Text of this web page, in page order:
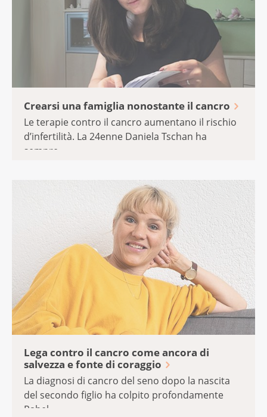
Crearsi una famiglia nonostante il cancro
Le terapie contro il cancro aumentano il rischio
d’infertilità. La 24enne Daniela Tschan ha
sempre ...
Lega contro il cancro come ancora di
salvezza e fonte di coraggio
La diagnosi di cancro del seno dopo la nascita
del secondo figlio ha colpito profondamente
Rahel.